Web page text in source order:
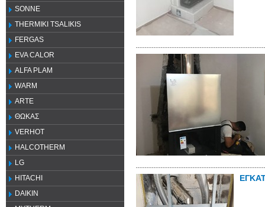
SONNE
THERMIKI TSALIKIS
FERGAS
EVA CALOR
ALFA PLAM
WARM
ARTE
ΘΩΚΑΣ
VERHOT
HALCOTHERM
LG
HITACHI
DAIKIN